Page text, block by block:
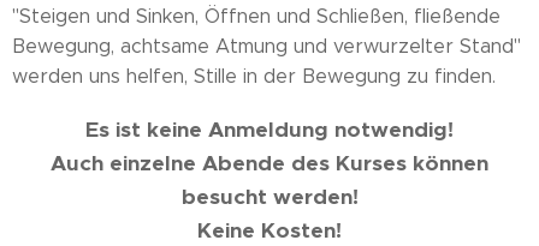
"Steigen und Sinken, Öffnen und Schließen, fließende
Bewegung, achtsame Atmung und verwurzelter Stand"
werden uns helfen, Stille in der Bewegung zu finden.
Es ist keine Anmeldung notwendig!
Auch einzelne Abende des Kurses können
besucht werden!
Keine Kosten!